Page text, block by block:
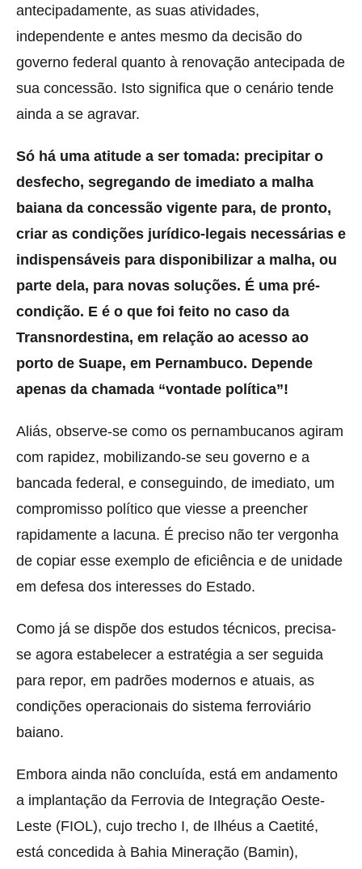
antecipadamente, as suas atividades,
independente e antes mesmo da decisão do
governo federal quanto à renovação antecipada de
sua concessão. Isto significa que o cenário tende
ainda a se agravar.
Só há uma atitude a ser tomada: precipitar o
desfecho, segregando de imediato a malha
baiana da concessão vigente para, de pronto,
criar as condições jurídico-legais necessárias e
indispensáveis para disponibilizar a malha, ou
parte dela, para novas soluções. É uma pré-
condição. E é o que foi feito no caso da
Transnordestina, em relação ao acesso ao
porto de Suape, em Pernambuco. Depende
apenas da chamada “vontade política”!
Aliás, observe-se como os pernambucanos agiram
com rapidez, mobilizando-se seu governo e a
bancada federal, e conseguindo, de imediato, um
compromisso político que viesse a preencher
rapidamente a lacuna. É preciso não ter vergonha
de copiar esse exemplo de eficiência e de unidade
em defesa dos interesses do Estado.
Como já se dispõe dos estudos técnicos, precisa-
se agora estabelecer a estratégia a ser seguida
para repor, em padrões modernos e atuais, as
condições operacionais do sistema ferroviário
baiano.
Embora ainda não concluída, está em andamento
a implantação da Ferrovia de Integração Oeste-
Leste (FIOL), cujo trecho I, de Ilhéus a Caetité,
está concedida à Bahia Mineração (Bamin),